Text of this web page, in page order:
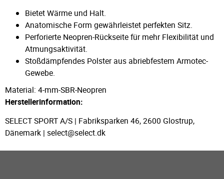
Bietet Wärme und Halt.
Anatomische Form gewährleistet perfekten Sitz.
Perforierte Neopren-Rückseite für mehr Flexibilität und
Atmungsaktivität.
Stoßdämpfendes Polster aus abriebfestem Armotec-
Gewebe.
Material: 4-mm-SBR-Neopren
Herstellerinformation:
SELECT SPORT A/S | Fabriksparken 46, 2600 Glostrup,
Dänemark | select@select.dk